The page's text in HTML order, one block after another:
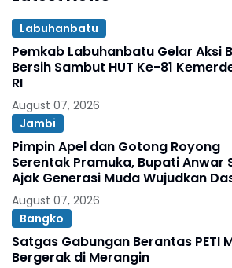
Labuhanbatu
Pemkab Labuhanbatu Gelar Aksi
Bersih Sambut HUT Ke-81
RI
August 07, 2026
Jambi
Pimpin Apel dan Gotong Royong
Serentak Pramuka, Bupati Anwar
Ajak Generasi Muda Wujudkan
Darma Melalui Aksi Nyata Peduli
Lingkungan
August 07, 2026
Bangko
Satgas Gabungan Berantas PETI
Bergerak di Merangin